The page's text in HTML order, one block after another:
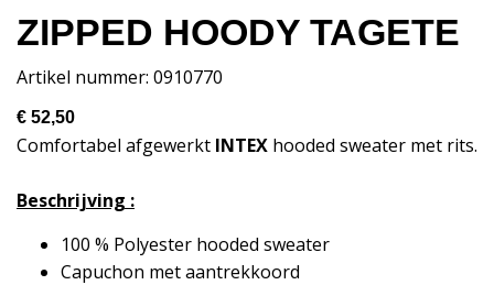
ZIPPED HOODY TAGETE
Artikel nummer: 0910770
€ 52,50
Comfortabel afgewerkt INTEX hooded sweater met rits.
Beschrijving :
100 % Polyester hooded sweater
Capuchon met aantrekkoord